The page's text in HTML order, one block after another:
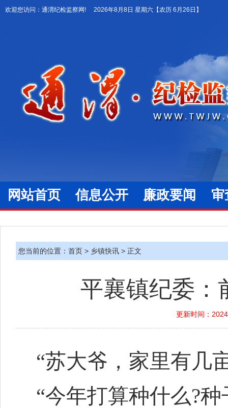
欢迎您访问：通渭纪检监察网! 2026年8月8日 星期六 【农历 6月26日】
网站首页 信息公开 廉政要闻 审
您当前的位置： 首页 > 乡镇快讯 > 正文
平襄镇纪委：
更新时间：
“苏大爷，家里有几
“今年打算种什么?